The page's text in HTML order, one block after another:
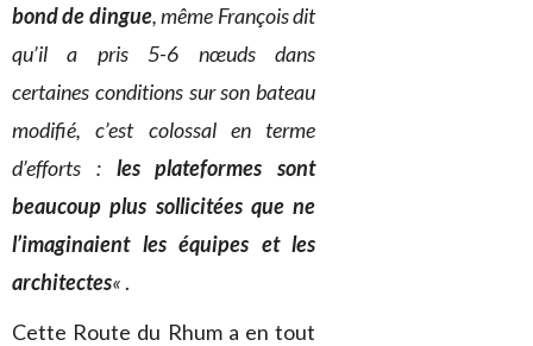
bond de dingue, même François dit
qu’il a pris 5-6 nœuds dans
certaines conditions sur son bateau
modifié, c’est colossal en terme
d’efforts : les plateformes sont
beaucoup plus sollicitées que ne
l’imaginaient les équipes et les
architectes« .
Cette Route du Rhum a en tout